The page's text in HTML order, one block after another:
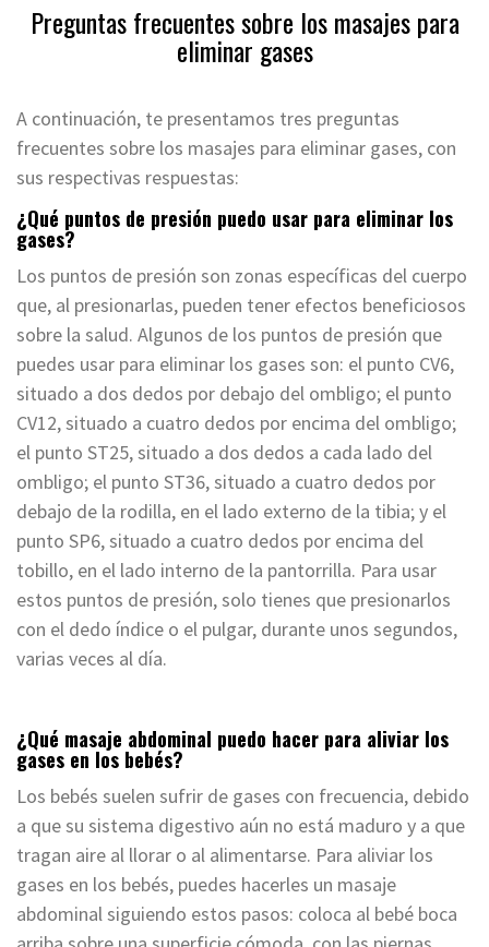
Preguntas frecuentes sobre los masajes para
eliminar gases
A continuación, te presentamos tres preguntas
frecuentes sobre los masajes para eliminar gases, con
sus respectivas respuestas:
¿Qué puntos de presión puedo usar para eliminar los
gases?
Los puntos de presión son zonas específicas del cuerpo
que, al presionarlas, pueden tener efectos beneficiosos
sobre la salud. Algunos de los puntos de presión que
puedes usar para eliminar los gases son: el punto CV6,
situado a dos dedos por debajo del ombligo; el punto
CV12, situado a cuatro dedos por encima del ombligo;
el punto ST25, situado a dos dedos a cada lado del
ombligo; el punto ST36, situado a cuatro dedos por
debajo de la rodilla, en el lado externo de la tibia; y el
punto SP6, situado a cuatro dedos por encima del
tobillo, en el lado interno de la pantorrilla. Para usar
estos puntos de presión, solo tienes que presionarlos
con el dedo índice o el pulgar, durante unos segundos,
varias veces al día.
¿Qué masaje abdominal puedo hacer para aliviar los
gases en los bebés?
Los bebés suelen sufrir de gases con frecuencia, debido
a que su sistema digestivo aún no está maduro y a que
tragan aire al llorar o al alimentarse. Para aliviar los
gases en los bebés, puedes hacerles un masaje
abdominal siguiendo estos pasos: coloca al bebé boca